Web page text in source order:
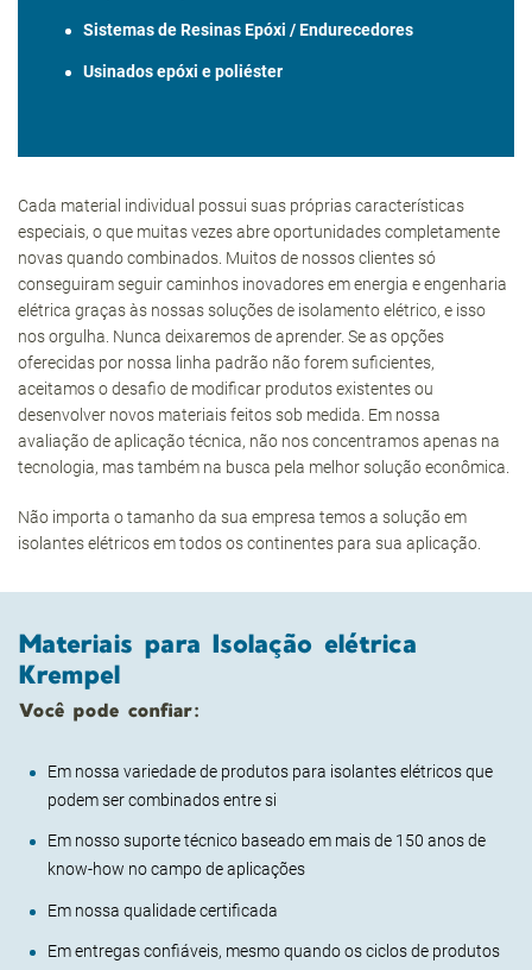
Sistemas deResinas Epóxi / Endurecedores
Usinados epóxi e poliéster
Cada material individual possui suas próprias características
especiais, o que muitas vezes abre oportunidades completamente
novas quando combinados. Muitos de nossos clientes só
conseguiram seguir caminhos inovadores em energia e engenharia
elétrica graças às nossas soluções de isolamento elétrico, e isso
nos orgulha. Nunca deixaremos de aprender. Se as opções
oferecidas por nossa linha padrão não forem suficientes,
aceitamos o desafio de modificar produtos existentes ou
desenvolver novos materiais feitos sob medida. Em nossa
avaliação de aplicação técnica, não nos concentramos apenas na
tecnologia, mas também na busca pela melhor solução econômica.
Não importa o tamanho da sua empresa temos a solução em
isolantes elétricos em todos os continentes para sua aplicação.
Materiais para Isolação elétrica
Krempel
Você pode confiar:
Em nossa variedade de produtos para isolantes elétricos que
podem ser combinados entre si
Em nosso suporte técnico baseado em mais de 150 anos de
know-how no campo de aplicações
Em nossa qualidade certificada
Em entregas confiáveis, mesmo quando os ciclos de produtos